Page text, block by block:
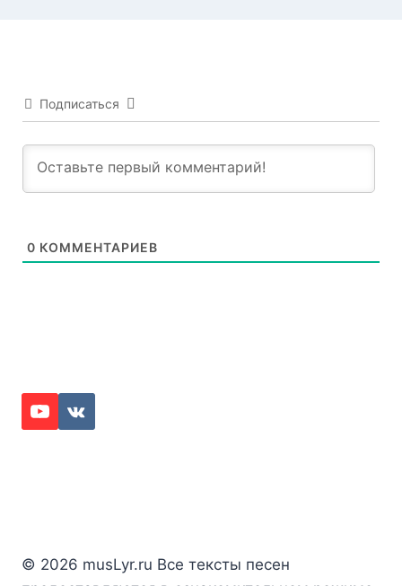
Подписаться
0 КОММЕНТАРИЕВ
© 2026 musLyr.ru Все тексты песен